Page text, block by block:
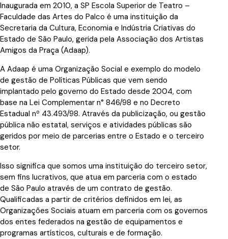
Inaugurada em 2010, a SP Escola Superior de Teatro –
Faculdade das Artes do Palco é uma instituição da
Secretaria da Cultura, Economia e Indústria Criativas do
Estado de São Paulo, gerida pela Associação dos Artistas
Amigos da Praça (Adaap).
A Adaap é uma Organização Social e exemplo do modelo
de gestão de Políticas Públicas que vem sendo
implantado pelo governo do Estado desde 2004, com
base na Lei Complementar n° 846/98 e no Decreto
Estadual nº 43.493/98. Através da publicização, ou gestão
pública não estatal, serviços e atividades públicas são
geridos por meio de parcerias entre o Estado e o terceiro
setor.
Isso significa que somos uma instituição do terceiro setor,
sem fins lucrativos, que atua em parceria com o estado
de São Paulo através de um contrato de gestão.
Qualificadas a partir de critérios definidos em lei, as
Organizações Sociais atuam em parceria com os governos
dos entes federados na gestão de equipamentos e
programas artísticos, culturais e de formação.